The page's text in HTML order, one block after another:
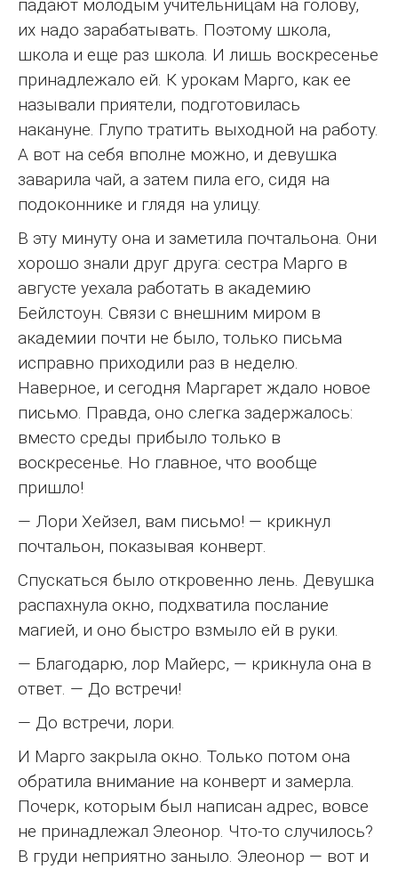
падают молодым учительницам на голову,
их надо зарабатывать. Поэтому школа,
школа и еще раз школа. И лишь воскресенье
принадлежало ей. К урокам Марго, как ее
называли приятели, подготовилась
накануне. Глупо тратить выходной на работу.
А вот на себя вполне можно, и девушка
заварила чай, а затем пила его, сидя на
подоконнике и глядя на улицу.
В эту минуту она и заметила почтальона. Они
хорошо знали друг друга: сестра Марго в
августе уехала работать в академию
Бейлстоун. Связи с внешним миром в
академии почти не было, только письма
исправно приходили раз в неделю.
Наверное, и сегодня Маргарет ждало новое
письмо. Правда, оно слегка задержалось:
вместо среды прибыло только в
воскресенье. Но главное, что вообще
пришло!
— Лори Хейзел, вам письмо! — крикнул
почтальон, показывая конверт.
Спускаться было откровенно лень. Девушка
распахнула окно, подхватила послание
магией, и оно быстро взмыло ей в руки.
— Благодарю, лор Майерс, — крикнула она в
ответ. — До встречи!
— До встречи, лори.
И Марго закрыла окно. Только потом она
обратила внимание на конверт и замерла.
Почерк, которым был написан адрес, вовсе
не принадлежал Элеонор. Что-то случилось?
В груди неприятно заныло. Элеонор — вот и